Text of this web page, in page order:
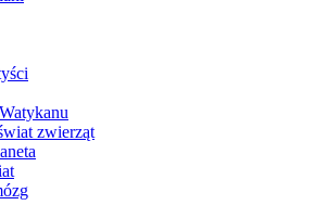
zwierząt